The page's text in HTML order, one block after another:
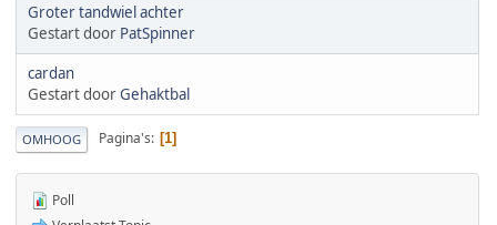
Groter tandwiel achter
Gestart door PatSpinner
cardan
Gestart doorGehaktbal
OMHOOG Pagina's 1
Poll